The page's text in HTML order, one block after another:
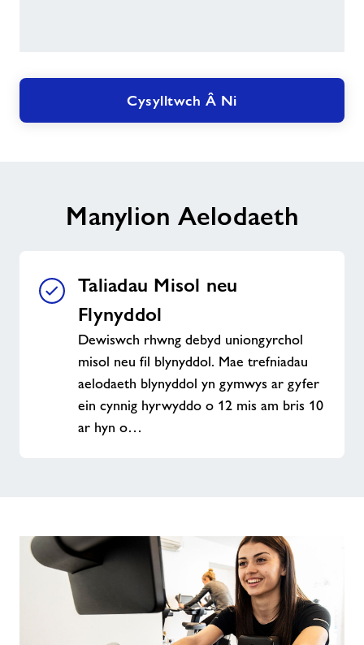
Cysylltwch Â Ni
Manylion Aelodaeth
Taliadau Misol neu
Flynyddol
Dewiswch rhwng debyd uniongyrchol
misol neu fil blynyddol. Mae trefniadau
aelodaeth blynyddol yn gymwys ar gyfer
ein cynnig hyrwyddo o 12 mis am bris 10
ar hyn o…